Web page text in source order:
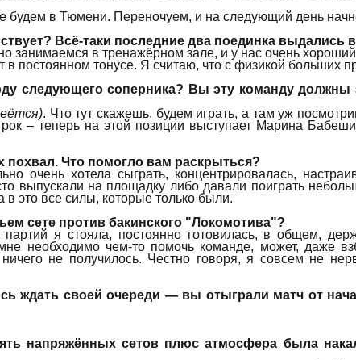
в Тюмени. Переночуем, и на следующий день
Всё-таки последние два поединка
занимаемся в тренажёрном зале, и у нас очень
в постоянном тонусе. Я считаю, что с физикой больших
следующего соперника? Вы эту команду должны
. Что тут скажешь, будем играть, а там уж
– теперь на этой позиции выступает Марина
Что помогло вам раскрыться?
очень хотела сыграть, концентрировалась,
выпускали на площадку либо давали поиграть
это все силы, которые только были.
сете против бакинского "Локомотива"?
я стояла, постоянно готовилась, в общем,
необходимо чем-то помочь команде, может, даже
не получилось. Честно говоря, я совсем не
ждать своей очереди — вы отыграли матч от
напряжённых сетов плюс атмосфера была